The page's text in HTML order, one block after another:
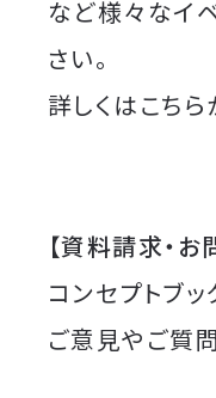
など様々なイ
さい。
詳しくはこち
【資料請求・お
コンセプトブ
ご意見やご質